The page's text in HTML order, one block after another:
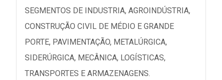
SEGMENTOS DE INDUSTRIA, AGROINDÚSTRIA,
CONSTRUÇÃO CIVIL DE MÉDIO E GRANDE
PORTE, PAVIMENTAÇÃO, METALÚRGICA,
SIDERÚRGICA, MECÂNICA, LOGÍSTICAS,
TRANSPORTES E ARMAZENAGENS.